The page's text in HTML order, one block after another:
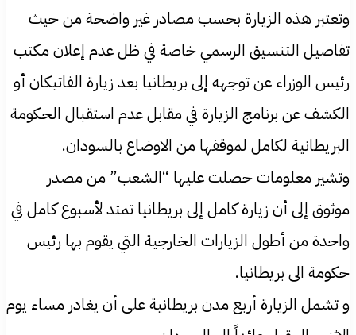
وتعتبر هذه الزيارة بحسب مصادر غير واضحة من حيث
تفاصيل التنسيق الرسمي خاصة في ظل عدم إعلان مكتب
رئيس الوزراء عن توجهه إلى بريطانيا بعد زيارة الفاتيكان أو
الكشف عن برنامج الزيارة في مقابل عدم استقبال الحكومة
البريطانية لكامل لموقفها من الاوضاع بالسودان.
وتشير معلومات حصلت عليها “الشعب” من مصدر
موثوق إلى أن زيارة كامل إلى بريطانيا تمتد لأسبوع كامل في
واحدة من أطول الزيارات الخارجية التي يقوم بها رئيس
حكومة الى بريطانيا.
و تشمل الزيارة أربع مدن بريطانية على أن يغادر مساء يوم